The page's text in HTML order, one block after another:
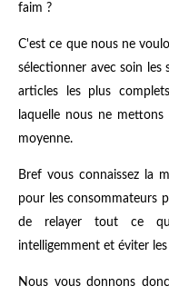
faim ?
C'est ce que nous ne
sélectionner avec soin les
articles les plus
laquelle nous ne
moyenne.
Bref vous connaissez la
pour les consommateurs
de relayer tout ce
intelligemment et éviter
Nous vous donnons donc